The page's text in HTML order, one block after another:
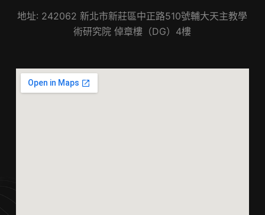
地址: 242062 新北市新莊區中正路510號輔大天主教學
術研究院 倬章樓（DG）4樓